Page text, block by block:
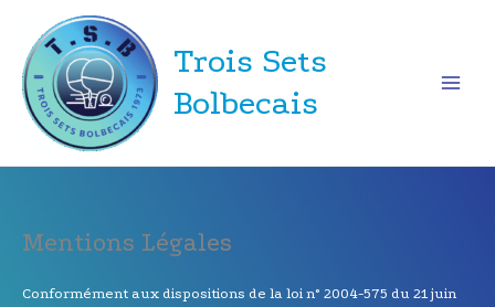
contenu
Trois Sets
Bolbecais
Mentions Légales
Conformément aux dispositions de la loi n° 2004-575 du 21 juin